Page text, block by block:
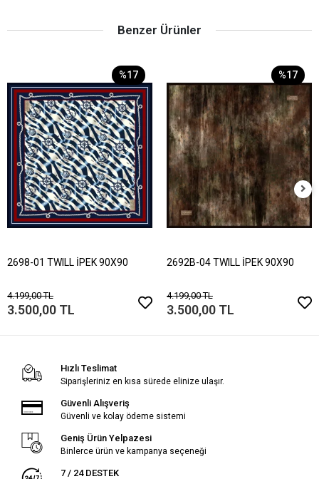
Benzer Ürünler
%17
2698-01 TWILL İPEK 90X90
4.199,00 TL
3.500,00 TL
%17
2692B-04 TWILL İPEK 90X90
4.199,00 TL
3.500,00 TL
Hızlı Teslimat
Siparişleriniz en kısa sürede elinize ulaşır.
Güvenli Alışveriş
Güvenli ve kolay ödeme sistemi
Geniş Ürün Yelpazesi
Binlerce ürün ve kampanya seçeneği
7 / 24 DESTEK